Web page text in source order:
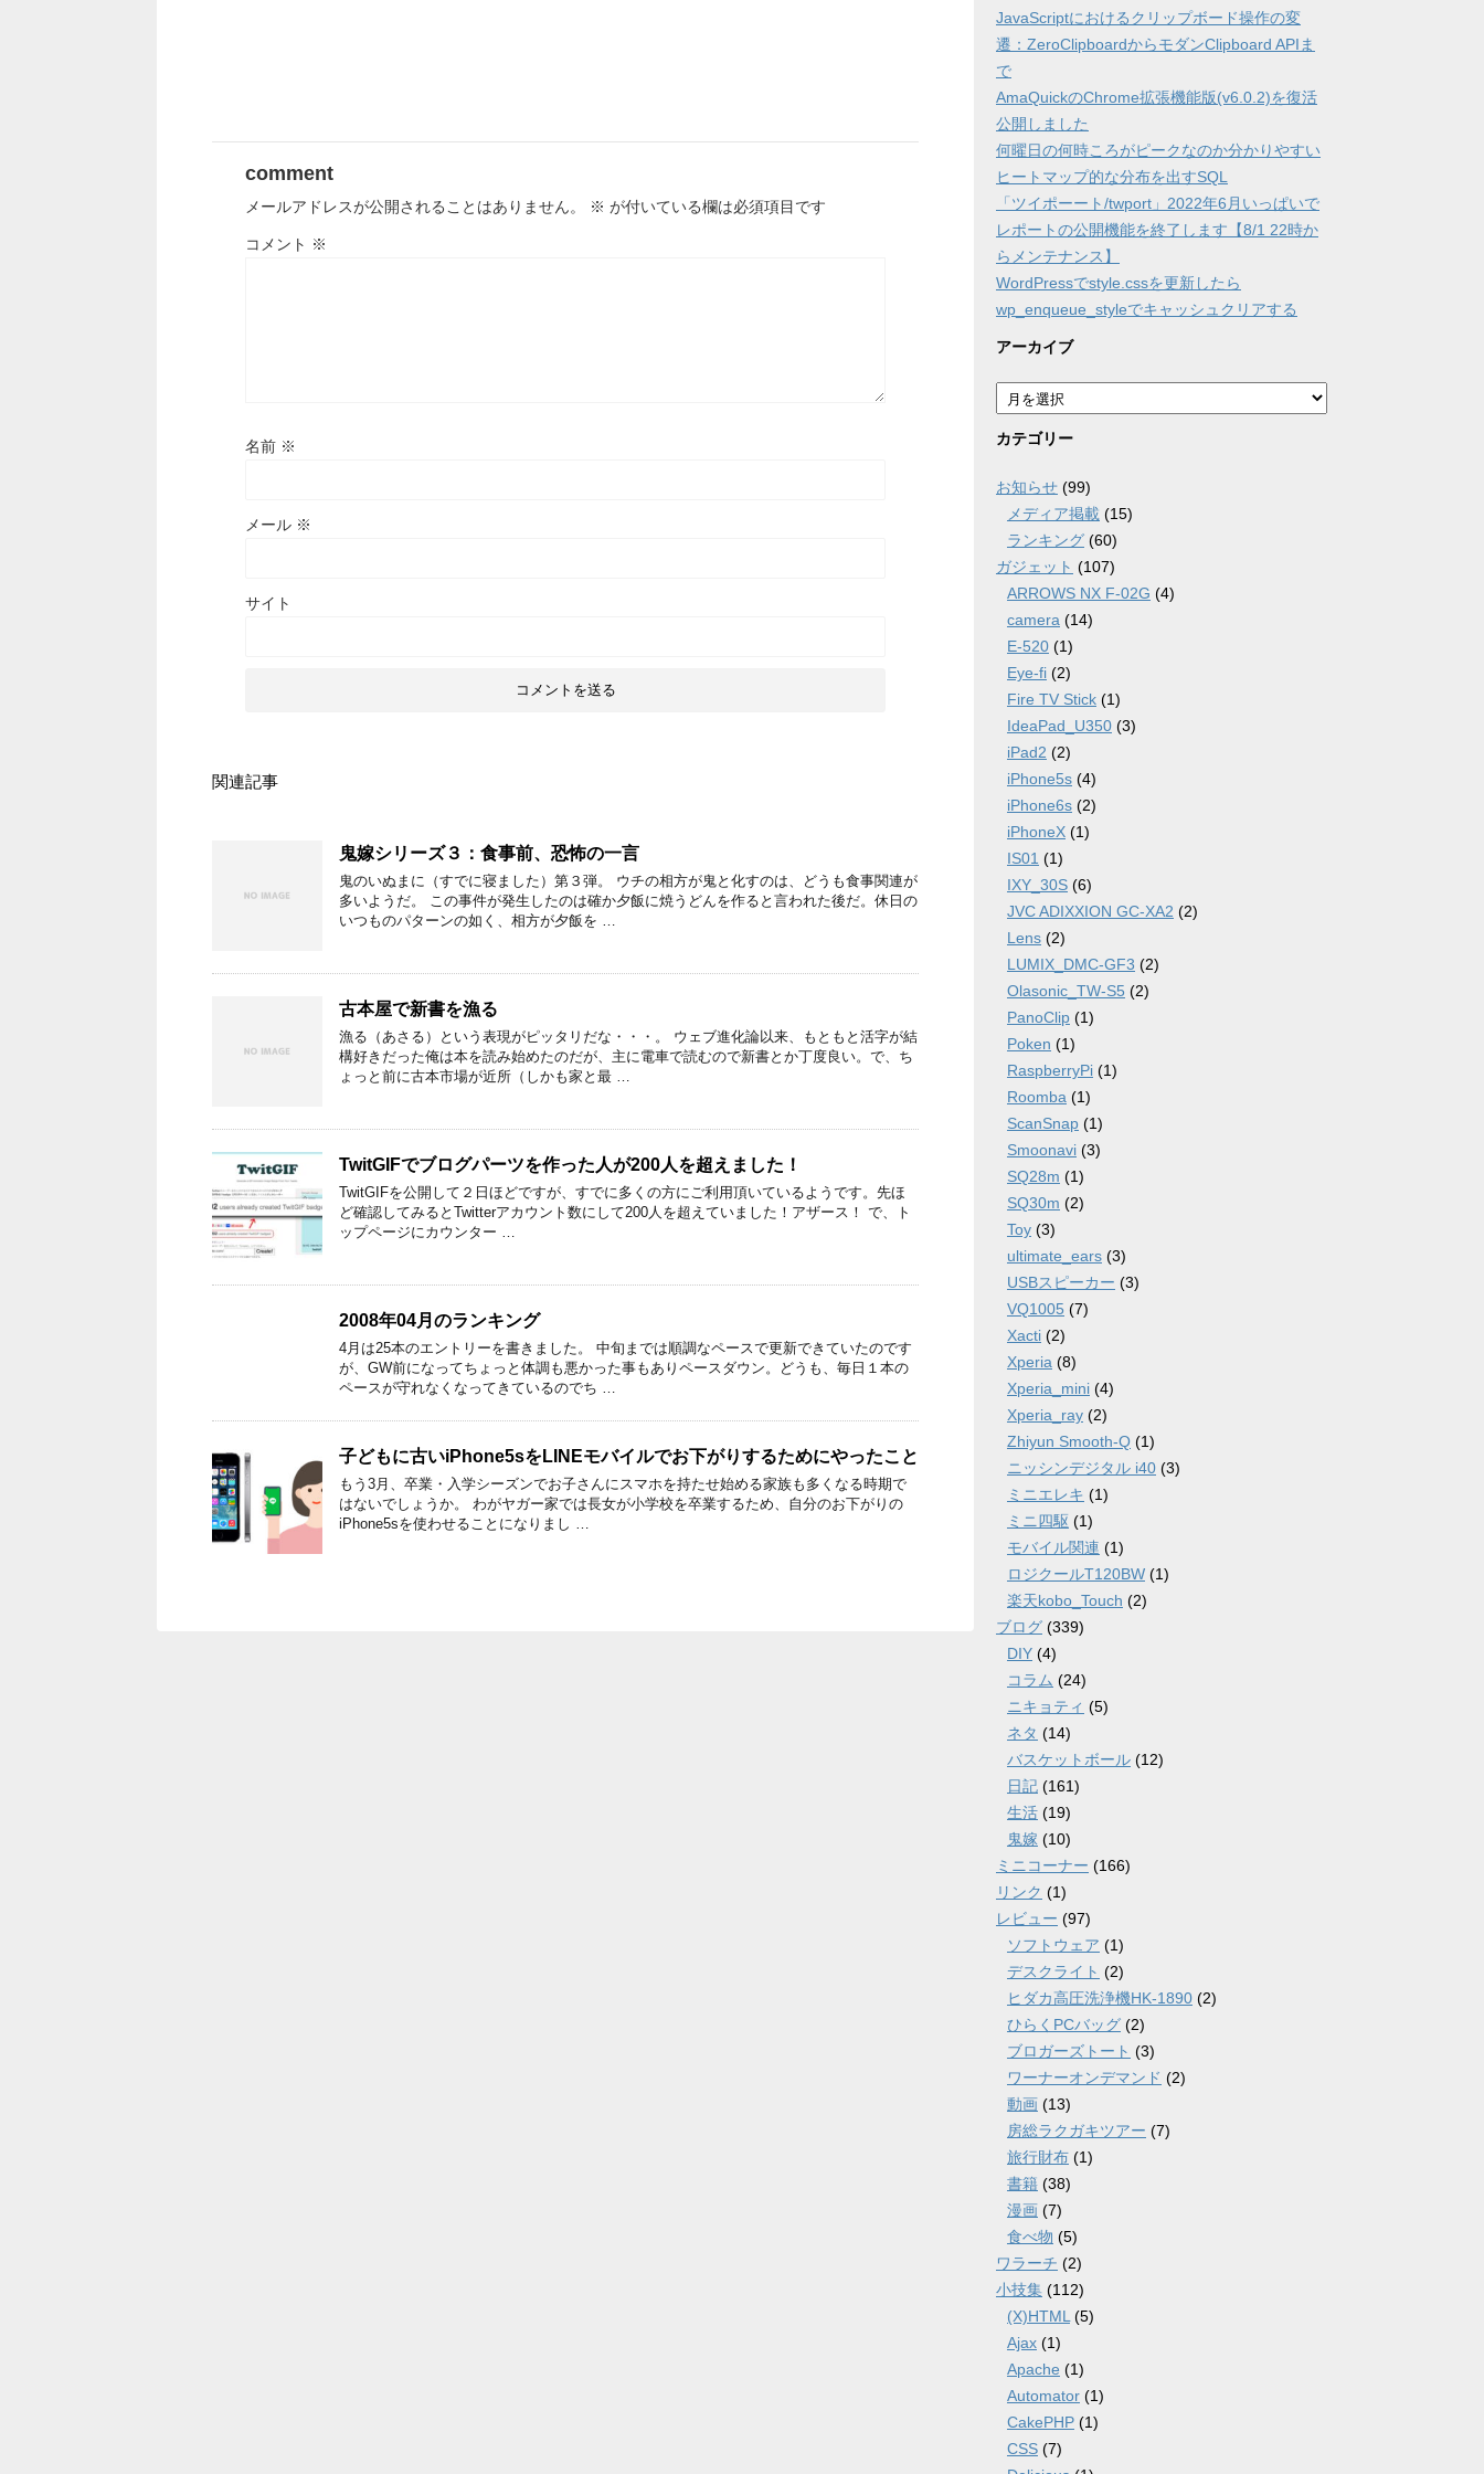
comment
メールアドレスが公開されることはありません。 ※ が付いている欄は必須項目です
コメント ※
名前 ※
メール ※
サイト
関連記事
鬼嫁シリーズ３：食事前、恐怖の一言
鬼のいぬまに（すでに寝ました）第３弾。 ウチの相方が鬼と化すのは、どうも食事関連が
多いようだ。 この事件が発生したのは確か夕飯に焼うどんを作ると言われた後だ。休日の
いつものパターンの如く、相方が夕飯を …
古本屋で新書を漁る
漁る（あさる）という表現がピッタリだな・・・。 ウェブ進化論以来、もともと活字が結
構好きだった俺は本を読み始めたのだが、主に電車で読むので新書とか丁度良い。で、ち
ょっと前に古本市場が近所（しかも家と最 …
TwitGIFでブログパーツを作った人が200人を超えました！
TwitGIFを公開して２日ほどですが、すでに多くの方にご利用頂いているようです。先ほ
ど確認してみるとTwitterアカウント数にして200人を超えていました！アザース！ で、ト
ップページにカウンター …
2008年04月のランキング
4月は25本のエントリーを書きました。 中旬までは順調なペースで更新できていたのです
が、GW前になってちょっと体調も悪かった事もありペースダウン。どうも、毎日１本の
ペースが守れなくなってきているのでち …
子どもに古いiPhone5sをLINEモバイルでお下がりするためにやったこと
もう3月、卒業・入学シーズンでお子さんにスマホを持たせ始める家族も多くなる時期で
はないでしょうか。 わがヤガー家では長女が小学校を卒業するため、自分のお下がりの
iPhone5sを使わせることになりまし …
JavaScriptにおけるクリップボード操作の変
遷：ZeroClipboardからモダンClipboard APIま
で
AmaQuickのChrome拡張機能版(v6.0.2)を復活
公開しました
何曜日の何時ころがピークなのか分かりやすい
ヒートマップ的な分布を出すSQL
「ツイポーート/twport」2022年6月いっぱいで
レポートの公開機能を終了します【8/1 22時か
らメンテナンス】
WordPressでstyle.cssを更新したら
wp_enqueue_styleでキャッシュクリアする
アーカイブ
ア
ー
カ
ブ
カテゴリー
お知らせ (99)
メディア掲載 (15)
ランキング (60)
ガジェット (107)
ARROWS NX F-02G (4)
camera (14)
E-520 (1)
Eye-fi (2)
Fire TV Stick (1)
IdeaPad_U350 (3)
iPad2 (2)
iPhone5s (4)
iPhone6s (2)
iPhoneX (1)
IS01 (1)
IXY_30S (6)
JVC ADIXXION GC-XA2 (2)
Lens (2)
LUMIX_DMC-GF3 (2)
Olasonic_TW-S5 (2)
PanoClip (1)
Poken (1)
RaspberryPi (1)
Roomba (1)
ScanSnap (1)
Smoonavi (3)
SQ28m (1)
SQ30m (2)
Toy (3)
ultimate_ears (3)
USBスピーカー (3)
VQ1005 (7)
Xacti (2)
Xperia (8)
Xperia_mini (4)
Xperia_ray (2)
Zhiyun Smooth-Q (1)
ニッシンデジタル i40 (3)
ミニエレキ (1)
ミニ四駆 (1)
モバイル関連 (1)
ロジクールT120BW (1)
楽天kobo_Touch (2)
ブログ (339)
DIY (4)
コラム (24)
ニキョティ (5)
ネタ (14)
バスケットボール (12)
日記 (161)
生活 (19)
鬼嫁 (10)
ミニコーナー (166)
リンク (1)
レビュー (97)
ソフトウェア (1)
デスクライト (2)
ヒダカ高圧洗浄機HK-1890 (2)
ひらくPCバッグ (2)
ブロガーズトート (3)
ワーナーオンデマンド (2)
動画 (13)
房総ラクガキツアー (7)
旅行財布 (1)
書籍 (38)
漫画 (7)
食べ物 (5)
ワラーチ (2)
小技集 (112)
(X)HTML (5)
Ajax (1)
Apache (1)
Automator (1)
CakePHP (1)
CSS (7)